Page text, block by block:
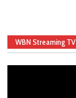
WBN Streaming TV